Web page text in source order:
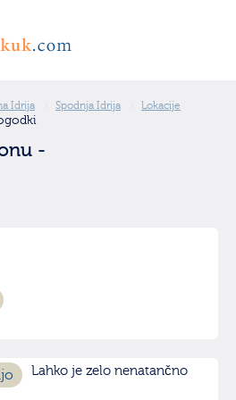
Idrija Spodnja Idrija
Lokacije
-
Lahko je zelo nenatančno